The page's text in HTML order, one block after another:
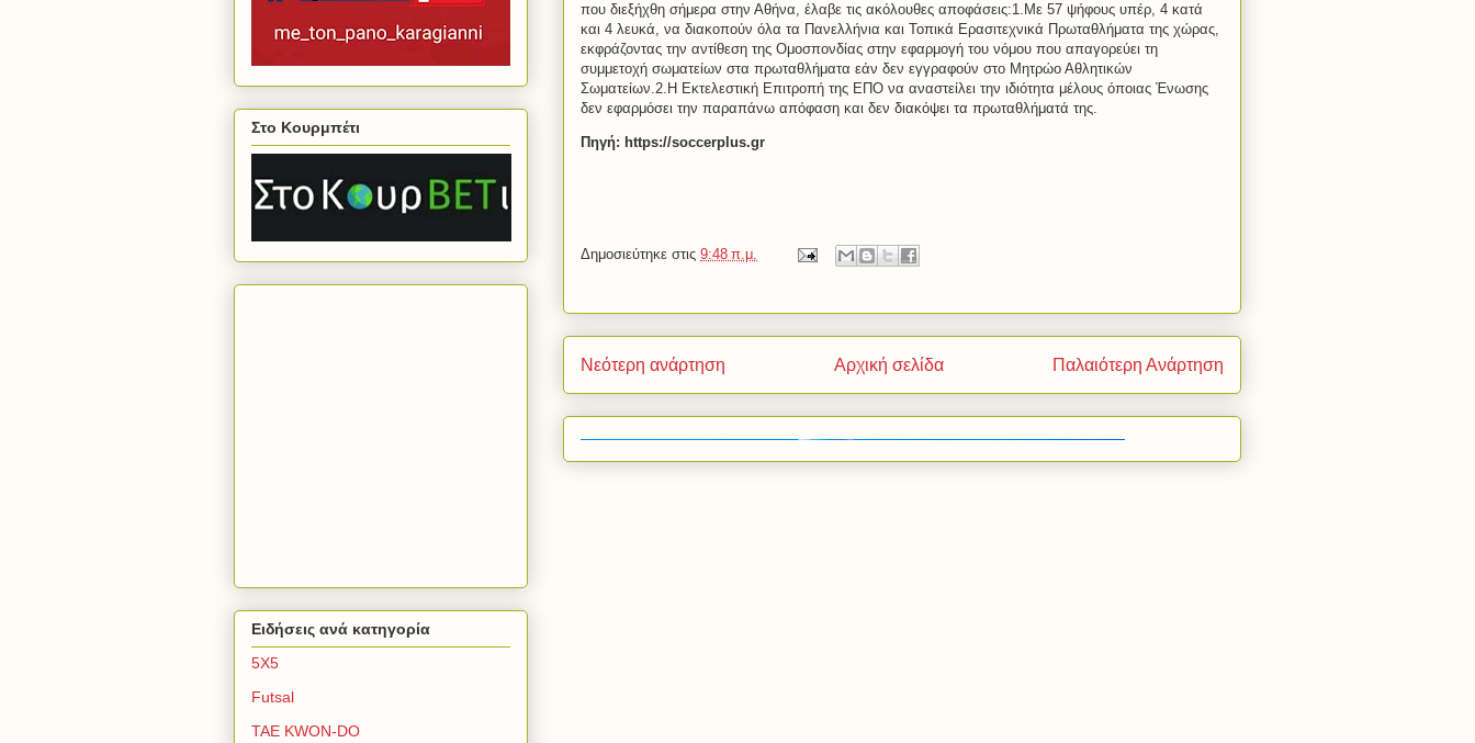
που διεξήχθη σήμερα στην Αθήνα, έλαβε τις ακόλουθες αποφάσεις:1.Με 57 ψήφους υπέρ, 4 κατά
και 4 λευκά, να διακοπούν όλα τα Πανελλήνια και Τοπικά Ερασιτεχνικά Πρωταθλήματα της χώρας,
εκφράζοντας την αντίθεση της Ομοσπονδίας στην εφαρμογή του νόμου που απαγορεύει τη
συμμετοχή σωματείων στα πρωταθλήματα εάν δεν εγγραφούν στο Μητρώο Αθλητικών
Σωματείων.2.Η Εκτελεστική Επιτροπή της ΕΠΟ να αναστείλει την ιδιότητα μέλους όποιας Ένωσης
δεν εφαρμόσει την παραπάνω απόφαση και δεν διακόψει τα πρωταθλήματά της.
Πηγή: https://soccerplus.gr
Δημοσιεύτηκε στις 9:48 π.μ.
Νεότερη ανάρτηση Παλαιότερη Ανάρτηση
Αρχική σελίδα
Στο Κουρμπέτι
Ειδήσεις ανά κατηγορία
5Χ5
Futsal
TAE KWON-DO